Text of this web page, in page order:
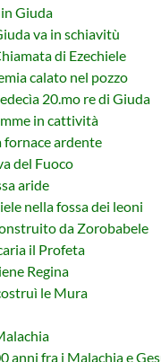
Giuda
va in schiavitù
di Ezechiele
calato nel pozzo
20.mo re di Giuda
in cattività
fornace ardente
del Fuoco
aride
nella fossa dei leoni
da Zorobabele
il Profeta
Regina
le Mura
anni fra i Malachia e